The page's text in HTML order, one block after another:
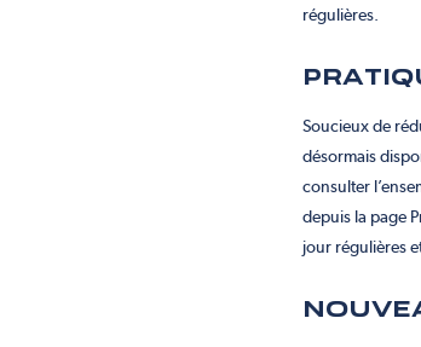
régulières.
Soucieux de
désormais
consulter
depuis la page
jour régulières